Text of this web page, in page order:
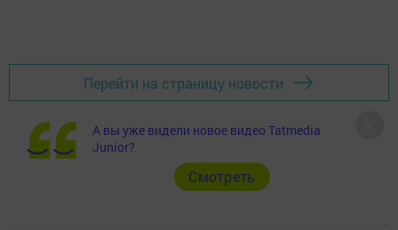
Перейти на страницу новости
А вы уже видели новое видео Tatmedia
Junior?
Cмотреть